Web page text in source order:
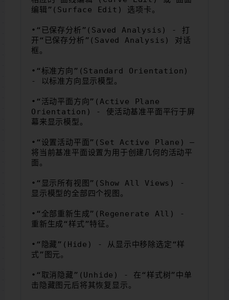
编辑”(Surface Edit) 选项卡。
•“已保存分析”(Saved Analysis) - 打
开“已保存分析”(Saved Analysis) 对话
框。
•“标准方向”(Standard Orientation)
- 以标准方向显示模型。
•“活动平面方向”(Active Plane
Orientation) - 使活动基准平面平行于屏
幕来显示模型。
•“设置活动平面”(Set Active Plane) –
将当前基准平面设置为用于创建几何的活动平
面。
•“显示所有视图”(Show All Views) -
显示模型的全部四个视图。
•“全部重新生成”(Regenerate All) -
重新生成“样式”特征。
•“隐藏”(Hide) - 从显示中移除选定“样
式”图元。
•“取消隐藏”(Unhide) - 在“样式树”中单
击隐藏图元后将其恢复显示。